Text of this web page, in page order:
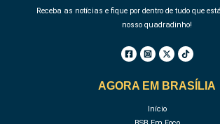
Receba as notícias e fique por dentro de tudo que
nosso quadradinho!
AGORA EM BRASÍLIA
Início